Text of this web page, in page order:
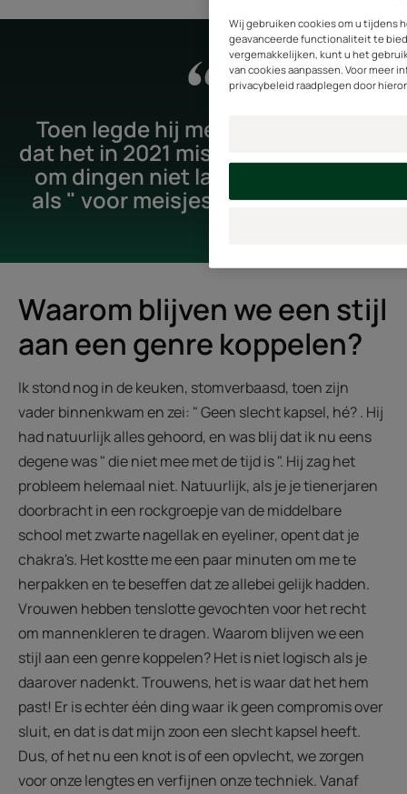
Toen legde hij me heel simpel uit
dat het in 2021 misschien tijd wordt
om dingen niet langer in te delen
als " voor meisjes/voor jongens ".
Waarom blijven we een stijl
aan een genre koppelen?
Ik stond nog in de keuken, stomverbaasd, toen zijn
vader binnenkwam en zei: " Geen slecht kapsel, hé? . Hij
had natuurlijk alles gehoord, en was blij dat ik nu eens
degene was " die niet mee met de tijd is ". Hij zag het
probleem helemaal niet. Natuurlijk, als je je tienerjaren
doorbracht in een rockgroepje van de middelbare
school met zwarte nagellak en eyeliner, opent dat je
chakra's. Het kostte me een paar minuten om me te
herpakken en te beseffen dat ze allebei gelijk hadden.
Vrouwen hebben tenslotte gevochten voor het recht
om mannenkleren te dragen. Waarom blijven we een
stijl aan een genre koppelen? Het is niet logisch als je
daarover nadenkt. Trouwens, het is waar dat het hem
past! Er is echter één ding waar ik geen compromis over
sluit, en dat is dat mijn zoon een slecht kapsel heeft.
Dus, of het nu een knot is of een opvlecht, we zorgen
voor onze lengtes en verfijnen onze techniek. Vanaf
Wij gebruiken cookies om u tijdens
geavanceerde functionaliteit te
vergemakkelijken, kunt u het
van cookies aanpassen. Voor meer
privacybeleid raadplegen door